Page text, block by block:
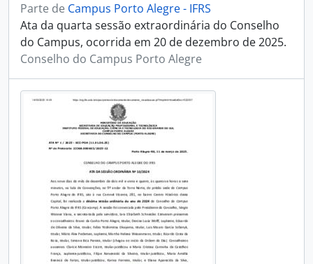
Parte de Campus Porto Alegre - IFRS
Ata da quarta sessão extraordinária do Conselho
do Campus, ocorrida em 20 de dezembro de 2025.
Conselho do Campus Porto Alegre